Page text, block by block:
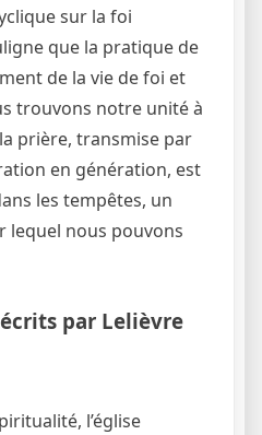
sur la foi
que la pratique de
de la vie de foi et
trouvons notre unité à
prière, transmise par
en génération, est
les tempêtes, un
lequel nous pouvons
par Lelièvre
l’église